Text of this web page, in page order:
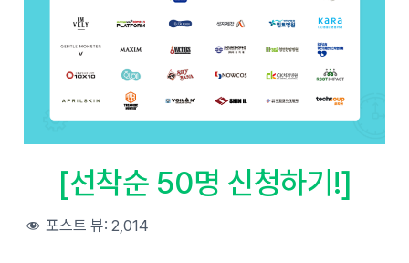
[선착순 50명 신청하기!]
포스트 뷰:2,014